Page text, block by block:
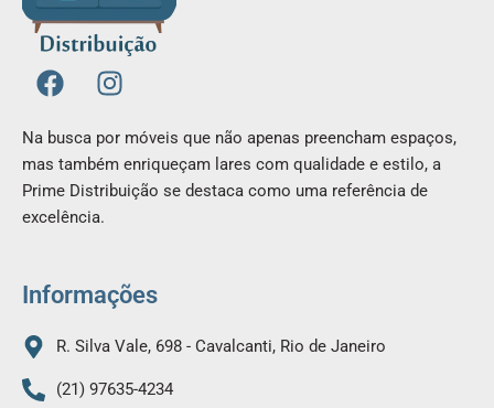
F
a
c
e
b
o
o
I
n
t
a
g
m
Na busca por móveis que não apenas preencham espaços,
mas também enriqueçam lares com qualidade e estilo, a
Prime Distribuição se destaca como uma referência de
excelência.
Informações
R. Silva Vale, 698 - Cavalcanti, Rio de Janeiro
(21) 97635-4234